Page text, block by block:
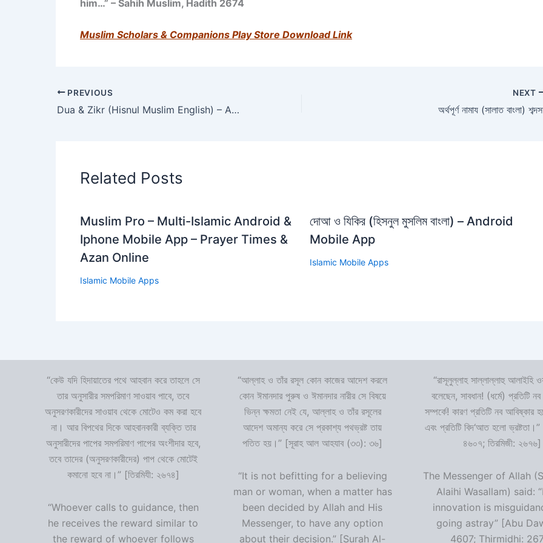
him…” – Sahih Muslim, Hadith 2674
Muslim Scholars & Companions Play Store Download Link
PREVIOUS
Dua & Zikr (Hisnul Muslim English) – Android Mobile App
NEXT
অর্থপূর্ণ নামায (সালাত বাংলা)
Related Posts
Muslim Pro – Multi-Islamic Android &
Iphone Mobile App – Prayer Times &
Azan Online
Islamic Mobile Apps
দোআ ও যিকির (হিসনুল মুসলিম বাংলা) – Android
Mobile App
Islamic Mobile Apps
“কেউ যদি হিদায়াতের পথে আহবান করে তাহলে সে
তার অনুসারীর সমপরিমাণ সাওয়াব পাবে, তবে
অনুসরণকারীদের সাওয়াব থেকে মোটেও কম করা হবে
না। আর বিপথের দিকে আহবানকারী ব্যক্তি তার
অনুসারীদের পাপের সমপরিমাণ পাপের অংশীদার হবে,
তবে তাদের (অনুসরণকারীদের) পাপ থেকে মোটেই
কমানো হবে না।” [তিরমিযী: ২৬৭৪]
“Whoever calls to guidance, then
he receives the reward similar to
the reward of whoever follows
“আল্লাহ ও তাঁর রসূল কোন কাজের আদেশ করলে
কোন ঈমানদার পুরুষ ও ঈমানদার নারীর সে বিষয়ে
ভিন্ন ক্ষমতা নেই যে, আল্লাহ ও তাঁর রসূলের
আদেশ অমান্য করে সে প্রকাশ্য পথভ্রষ্ট তায়
পতিত হয়।” [সূরাহ আল আহযাব (৩৩): ৩৬]
“It is not befitting for a believing
man or woman, when a matter has
been decided by Allah and His
Messenger, to have any option
about their decision.” [Surah Al-
“রাসূলুল্লাহ সাল্লাল্লাহু আলাইহি
বলেছেন, সাবধান! (ধর্মে) প্রতিটি
সম্পর্কে! কারণ প্রতিটি নব আবিষ্কার
এবং প্রতিটি বিদ‘আত হলো
৪৬০৭; তিরমিজী: ২৬৭৬]
The Messenger of Allah
Alaihi Wasallam) said:
innovation is
going astray” [Abu
4607; Thirmidhi: